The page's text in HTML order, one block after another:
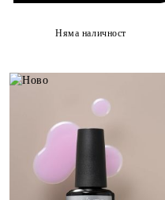
Няма наличност